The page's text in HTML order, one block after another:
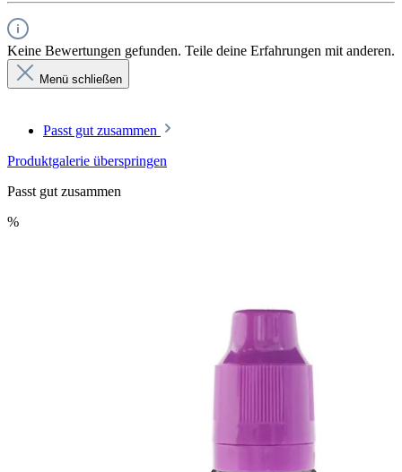
Keine Bewertungen gefunden. Teile deine Erfahrungen mit anderen.
Menü schließen
Passt gut zusammen
Produktgalerie überspringen
Passt gut zusammen
%